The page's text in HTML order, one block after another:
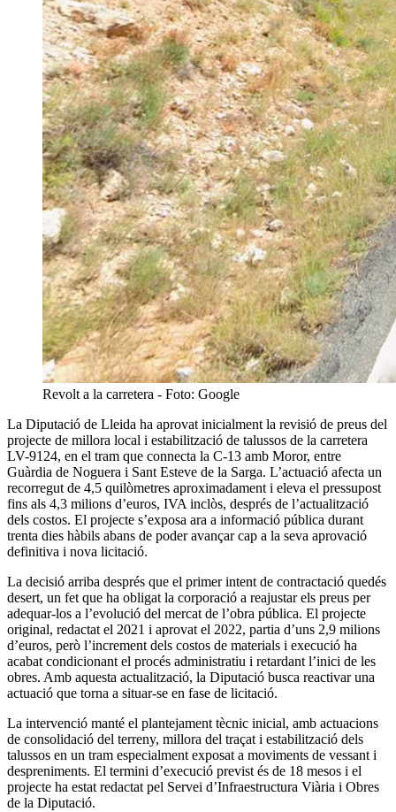
Revolt a la carretera - Foto: Google
La Diputació de Lleida ha aprovat inicialment la revisió de preus del
projecte de millora local i estabilització de talussos de la carretera
LV-9124, en el tram que connecta la C-13 amb Moror, entre
Guàrdia de Noguera i Sant Esteve de la Sarga. L’actuació afecta un
recorregut de 4,5 quilòmetres aproximadament i eleva el pressupost
fins als 4,3 milions d’euros, IVA inclòs, després de l’actualització
dels costos. El projecte s’exposa ara a informació pública durant
trenta dies hàbils abans de poder avançar cap a la seva aprovació
definitiva i nova licitació.
La decisió arriba després que el primer intent de contractació quedés
desert, un fet que ha obligat la corporació a reajustar els preus per
adequar-los a l’evolució del mercat de l’obra pública. El projecte
original, redactat el 2021 i aprovat el 2022, partia d’uns 2,9 milions
d’euros, però l’increment dels costos de materials i execució ha
acabat condicionant el procés administratiu i retardant l’inici de les
obres. Amb aquesta actualització, la Diputació busca reactivar una
actuació que torna a situar-se en fase de licitació.
La intervenció manté el plantejament tècnic inicial, amb actuacions
de consolidació del terreny, millora del traçat i estabilització dels
talussos en un tram especialment exposat a moviments de vessant i
despreniments. El termini d’execució previst és de 18 mesos i el
projecte ha estat redactat pel Servei d’Infraestructura Viària i Obres
de la Diputació.